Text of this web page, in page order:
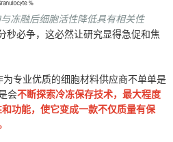
冻融后细胞活性降低具有相关性
秒必争，这必然让研究显得急促和焦
专业优质的细胞材料供应商不单单是
会不断探索冷冻保存技术，最大程度
功能，使它变成一款不仅质量有保